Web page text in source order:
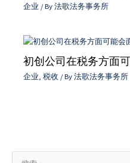
企业 / By法歌法务事务所
初创公司在税务方面
企业, 税收/ By法歌法务事务所